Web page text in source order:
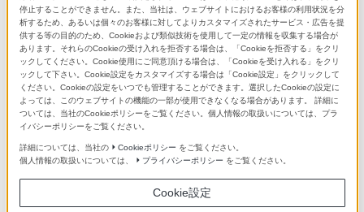
日常の清掃・点検が大切です。安全のため取扱説明書を
よく読みましょう。
製品に関する重要なお知らせ
安全で上手な使いかた
愛情点検のおすすめ
停止することができません。また、当社は、ウェブサイトにおけるお客様の利用状況を分
析するため、あるいは個々のお客様に対してよりカスタマイズされたサービス・広告を提
供する等の目的のため、Cookieおよび類似技術を使用して一定の情報を収集する場合が
あります。それらのCookieの受け入れを拒否する場合は、「Cookieを拒否する」をクリ
ックしてください。Cookie使用にご同意頂ける場合は、「Cookieを受け入れる」をクリ
ックして下さい。Cookie設定をカスタマイズする場合は「Cookie設定」をクリックして
ください。Cookieの設定をいつでも管理することができます。選択したCookieの設定に
よっては、このウェブサイトの機能の一部が使用できなくなる場合があります。 詳細に
ついては、当社のCookieポリシーをご覧ください。個人情報の取扱いについては、プラ
イバシーポリシーをご覧ください。
詳細については、当社の Cookieポリシー をご覧ください。
個人情報の取扱いについては、
プライバシーポリシー をご覧ください。
Cookie設定